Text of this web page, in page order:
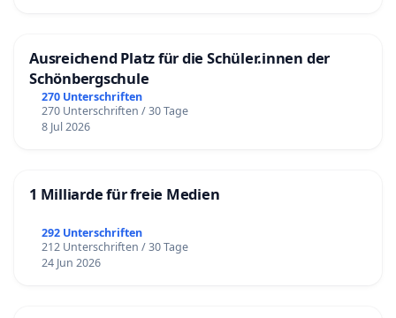
Ausreichend Platz für die Schüler.innen der
Schönbergschule
270 Unterschriften
270 Unterschriften / 30 Tage
8 Jul 2026
1 Milliarde für freie Medien
292 Unterschriften
212 Unterschriften / 30 Tage
24 Jun 2026